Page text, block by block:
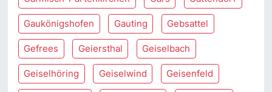
Gaukönigshofen Gauting Gebsattel
Gefrees Geiersthal Geiselbach
Geiselhöring Geiselwind Geisenfeld